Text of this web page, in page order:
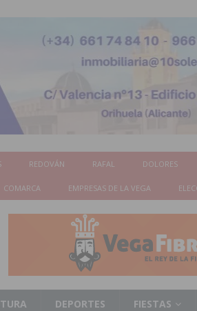
REDOVÁN RAFAL DOLORES
COMARCA EMPRESAS DE LA VEGA
DEPORTES FIESTAS